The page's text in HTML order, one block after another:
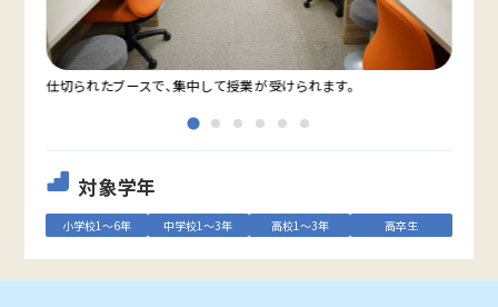
仕切られたブースで、集中して授業が受けられます。
対象学年
小学校1～6年 中学校1～3年 高校1～3年 高卒生